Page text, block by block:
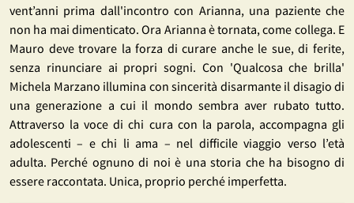
vent’anni prima dall'incontro con Arianna, una paziente che
non ha mai dimenticato. Ora Arianna è tornata, come collega. E
Mauro deve trovare la forza di curare anche le sue, di ferite,
senza rinunciare ai propri sogni. Con 'Qualcosa che brilla'
Michela Marzano illumina con sincerità disarmante il disagio di
una generazione a cui il mondo sembra aver rubato tutto.
Attraverso la voce di chi cura con la parola, accompagna gli
adolescenti – e chi li ama – nel difficile viaggio verso l’età
adulta. Perché ognuno di noi è una storia che ha bisogno di
essere raccontata. Unica, proprio perché imperfetta.